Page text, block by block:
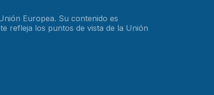
Europea. Su contenido es
refleja los puntos de vista de la Unión